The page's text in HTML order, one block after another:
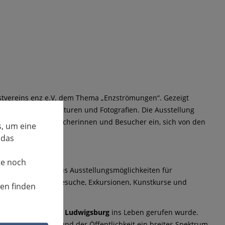
enz e.V. dem Thema „Enzströmungen“. Gezeigt
Portraits, Skulpturen und Fotografien. Die Ausstellung
und lädt Besucherinnen und Besucher ein, sich von den
aus
die Region hinaus Ausstellungsmöglichkeiten für
und Atelierbesuche, Exkursionen, Kunstkurse und
Landratsamt Ludwigsburg ins Leben gerufen wurde.
um eine
noch
finden